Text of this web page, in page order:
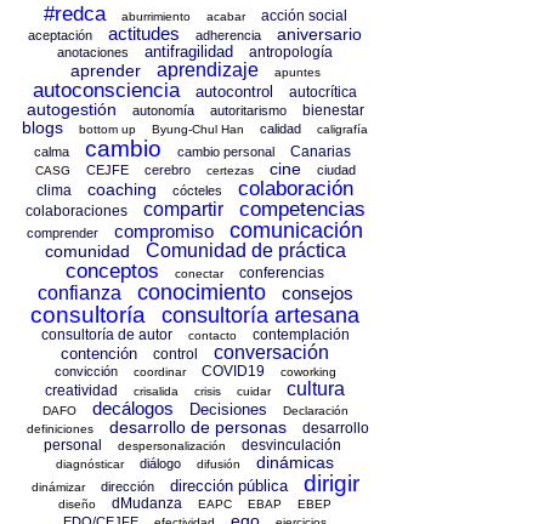
#redca aburrimiento acabar acción social
aceptación actitudes adherencia aniversario
anotaciones antifragilidad antropología
aprender aprendizaje apuntes
autoconsciencia autocontrol autocrítica
autogestión autonomía autoritarismo bienestar
blogs bottom up Byung-Chul Han calidad caligrafía
calma cambio cambio personal Canarias
CASG CEJFE cerebro certezas cine ciudad
clima coaching cócteles colaboración
colaboraciones compartir competencias
comprender compromiso comunicación
comunidad Comunidad de práctica
conceptos conectar conferencias
confianza conocimiento consejos
consultoría consultoría artesana
consultoría de autor contacto contemplación
contención control conversación
convicción coordinar COVID19 coworking
creatividad crisalida crisis cuidar cultura
DAFO decálogos Decisiones
Declaración
definiciones
desarrollo de personas
desarrollo
personal
despersonalización desvinculación
diagnósticar diálogo difusión dinámicas
dinámizar dirección dirección pública dirigir
diseño dMudanza EAPC EBAP EBEP